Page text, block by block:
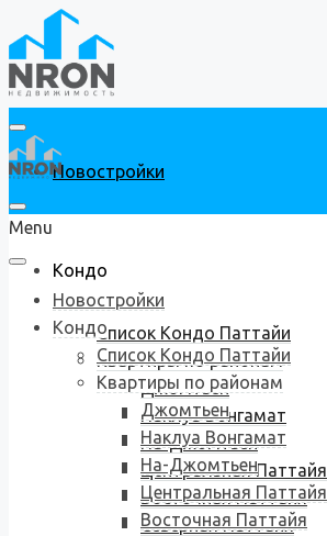
Новостройки
Кондо
Список Кондо Паттайи
Квартиры по районам
Джомтьен
Наклуа Вонгамат
На-Джомтьен
Центральная Паттайя
Восточная Паттайя
Северная Паттайя
Menu
Новостройки
Кондо
Список Кондо Паттайи
Квартиры по районам
Джомтьен
Наклуа Вонгамат
На-Джомтьен
Центральная Паттайя
Восточная Паттайя